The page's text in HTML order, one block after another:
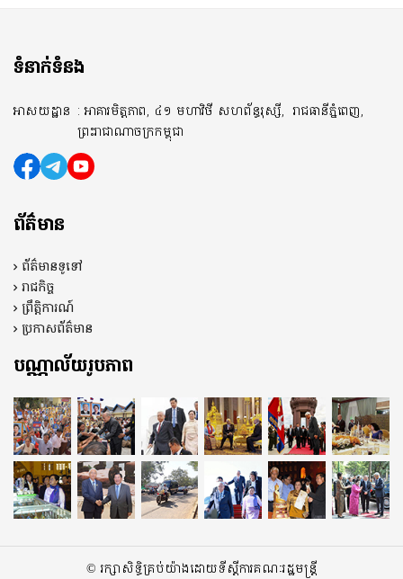
ទំនាក់ទំនង
អាសយដ្ឋាន : អាគារមិត្តភាព, ៤១ មហាវិថី សហព័ន្ធរុស្សី, រាជធានីភ្នំពេញ,
ព្រះរាជាណាចក្រកម្ពុជា
ព័ត៌មាន
ព័ត៌មានទូទៅ
រាជកិច្ច
ព្រឹត្តិការណ៍
ប្រកាសព័ត៌មាន
បណ្ណាល័យរូបភាព
© រក្សាសិទ្ធិគ្រប់យ៉ាងដោយទីស្តីការគណៈរដ្ឋមន្ត្រី